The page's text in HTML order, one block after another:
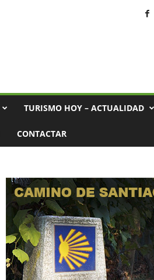
TURISMO HOY – ACTUALIDAD
CONTACTAR